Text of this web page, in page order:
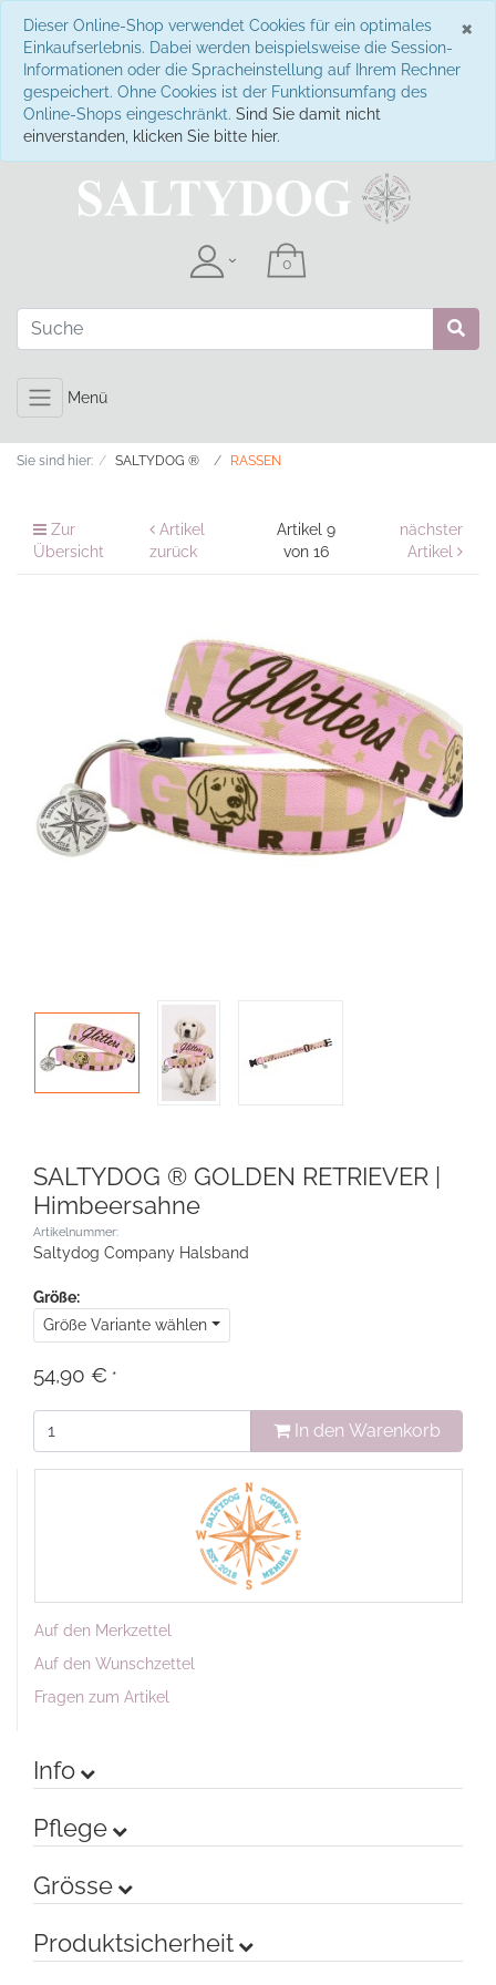
×
Dieser Online-Shop verwendet Cookies für ein optimales
Einkaufserlebnis. Dabei werden beispielsweise die Session-
Informationen oder die Spracheinstellung auf Ihrem Rechner
gespeichert. Ohne Cookies ist der Funktionsumfang des
Online-Shops eingeschränkt. Sind Sie damit nicht
einverstanden, klicken Sie bitte hier.
Menü
Sie sind hier: SALTYDOG ® RASSEN
Zur
Übersicht
Artikel
zurück
Artikel 9
von 16
nächster
Artikel
SALTYDOG ® GOLDEN RETRIEVER |
Himbeersahne
Artikelnummer:
Saltydog Company Halsband
Größe:
Größe Variante wählen
54,90 € *
In den Warenkorb
Auf den Merkzettel
Auf den Wunschzettel
Fragen zum Artikel
Info
Pflege
Grösse
Produktsicherheit